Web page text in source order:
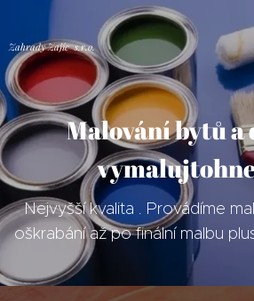
Zahrady Zajíc s.r.o.
Malování bytů a
Nejvyšší kvalita . Provádíme
oškrabání až po finální malbu